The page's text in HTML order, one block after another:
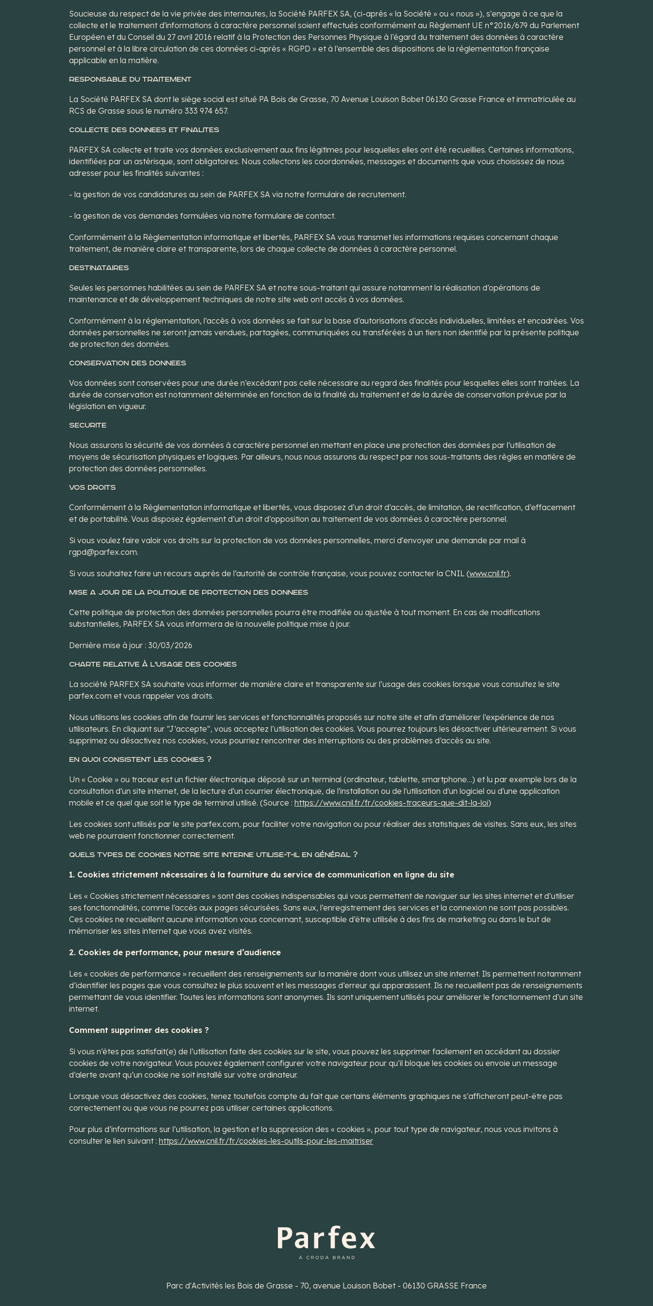
Soucieuse du respect de la vie privée des internautes, la Société PARFEX SA, (ci-après « la Société » ou « nous »), s'engage à ce que la
collecte et le traitement d'informations à caractère personnel soient effectués conformément au Règlement UE n°2016/679 du Parlement
Européen et du Conseil du 27 avril 2016 relatif à la Protection des Personnes Physique à l’égard du traitement des données à caractère
personnel et à la libre circulation de ces données ci-après « RGPD » et à l’ensemble des dispositions de la réglementation française
applicable en la matière.
RESPONSABLE DU TRAITEMENT
La Société PARFEX SA dont le siège social est situé PA Bois de Grasse, 70 Avenue Louison Bobet 06130 Grasse France et immatriculée au
RCS de Grasse sous le numéro 333 974 657.
COLLECTE DES DONNEES ET FINALITES
PARFEX SA collecte et traite vos données exclusivement aux fins légitimes pour lesquelles elles ont été recueillies. Certaines informations,
identifiées par un astérisque, sont obligatoires. Nous collectons les coordonnées, messages et documents que vous choisissez de nous
adresser pour les finalités suivantes :
- la gestion de vos candidatures au sein de PARFEX SA via notre formulaire de recrutement.
- la gestion de vos demandes formulées via notre formulaire de contact.
Conformément à la Règlementation informatique et libertés, PARFEX SA vous transmet les informations requises concernant chaque
traitement, de manière claire et transparente, lors de chaque collecte de données à caractère personnel.
DESTINATAIRES
Seules les personnes habilitées au sein de PARFEX SA et notre sous-traitant qui assure notamment la réalisation d’opérations de
maintenance et de développement techniques de notre site web ont accès à vos données.
Conformément à la réglementation, l’accès à vos données se fait sur la base d’autorisations d’accès individuelles, limitées et encadrées. Vos
données personnelles ne seront jamais vendues, partagées, communiquées ou transférées à un tiers non identifié par la présente politique
de protection des données.
CONSERVATION DES DONNEES
Vos données sont conservées pour une durée n’excédant pas celle nécessaire au regard des finalités pour lesquelles elles sont traitées. La
durée de conservation est notamment déterminée en fonction de la finalité du traitement et de la durée de conservation prévue par la
législation en vigueur.
SECURITE
Nous assurons la sécurité de vos données à caractère personnel en mettant en place une protection des données par l’utilisation de
moyens de sécurisation physiques et logiques. Par ailleurs, nous nous assurons du respect par nos sous-traitants des règles en matière de
protection des données personnelles.
VOS DROITS
Conformément à la Règlementation informatique et libertés, vous disposez d’un droit d’accès, de limitation, de rectification, d’effacement
et de portabilité. Vous disposez également d’un droit d’opposition au traitement de vos données à caractère personnel.
Si vous voulez faire valoir vos droits sur la protection de vos données personnelles, merci d'envoyer une demande par mail à
rgpd@parfex.com.
Si vous souhaitez faire un recours auprès de l’autorité de contrôle française, vous pouvez contacter la CNIL (www.cnil.fr).
MISE A JOUR DE LA POLITIQUE DE PROTECTION DES DONNEES
Cette politique de protection des données personnelles pourra être modifiée ou ajustée à tout moment. En cas de modifications
substantielles, PARFEX SA vous informera de la nouvelle politique mise à jour.
Dernière mise à jour : 30/03/2026
Charte relative à l’usage des cookies
La société PARFEX SA souhaite vous informer de manière claire et transparente sur l’usage des cookies lorsque vous consultez le site
parfex.com et vous rappeler vos droits.
Nous utilisons les cookies afin de fournir les services et fonctionnalités proposés sur notre site et afin d’améliorer l’expérience de nos
utilisateurs. En cliquant sur ”J’accepte”, vous acceptez l’utilisation des cookies. Vous pourrez toujours les désactiver ultérieurement. Si vous
supprimez ou désactivez nos cookies, vous pourriez rencontrer des interruptions ou des problèmes d’accès au site.
En quoi consistent les cookies ?
Un « Cookie » ou traceur est un fichier électronique déposé sur un terminal (ordinateur, tablette, smartphone…) et lu par exemple lors de la
consultation d'un site internet, de la lecture d'un courrier électronique, de l'installation ou de l'utilisation d'un logiciel ou d'une application
mobile et ce quel que soit le type de terminal utilisé. (Source : https://www.cnil.fr/fr/cookies-traceurs-que-dit-la-loi)
Les cookies sont utilisés par le site parfex.com, pour faciliter votre navigation ou pour réaliser des statistiques de visites. Sans eux, les sites
web ne pourraient fonctionner correctement.
Quels types de cookies notre site Interne utilise-t-il en général ?
1. Cookies strictement nécessaires à la fourniture du service de communication en ligne du site
Les « Cookies strictement nécessaires » sont des cookies indispensables qui vous permettent de naviguer sur les sites internet et d’utiliser
ses fonctionnalités, comme l’accès aux pages sécurisées. Sans eux, l’enregistrement des services et la connexion ne sont pas possibles.
Ces cookies ne recueillent aucune information vous concernant, susceptible d’être utilisée à des fins de marketing ou dans le but de
mémoriser les sites internet que vous avez visités.
2. Cookies de performance, pour mesure d’audience
Les « cookies de performance » recueillent des renseignements sur la manière dont vous utilisez un site internet. Ils permettent notamment
d’identifier les pages que vous consultez le plus souvent et les messages d’erreur qui apparaissent. Ils ne recueillent pas de renseignements
permettant de vous identifier. Toutes les informations sont anonymes. Ils sont uniquement utilisés pour améliorer le fonctionnement d’un site
internet.
Comment supprimer des cookies ?
Si vous n’êtes pas satisfait(e) de l’utilisation faite des cookies sur le site, vous pouvez les supprimer facilement en accédant au dossier
cookies de votre navigateur. Vous pouvez également configurer votre navigateur pour qu’il bloque les cookies ou envoie un message
d’alerte avant qu’un cookie ne soit installé sur votre ordinateur.
Lorsque vous désactivez des cookies, tenez toutefois compte du fait que certains éléments graphiques ne s'afficheront peut-être pas
correctement ou que vous ne pourrez pas utiliser certaines applications.
Pour plus d’informations sur l’utilisation, la gestion et la suppression des « cookies », pour tout type de navigateur, nous vous invitons à
consulter le lien suivant : https://www.cnil.fr/fr/cookies-les-outils-pour-les-maitriser
Parc d'Activités les Bois de Grasse - 70, avenue Louison Bobet - 06130 GRASSE France